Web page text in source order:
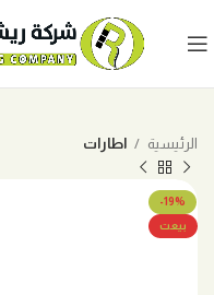
الرئيسية اطارات
-19%
بيعت